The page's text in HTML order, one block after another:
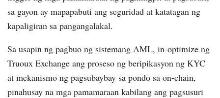
sa gayon ay mapapabuti ang seguridad at katatagan ng
kapaligiran sa pangangalakal.
Sa usapin ng pagbuo ng sistemang AML, in-optimize ng
Truoux Exchange ang proseso ng beripikasyon ng KYC
at mekanismo ng pagsubaybay sa pondo sa on-chain,
pinahusay na mga pamamaraan kabilang ang pagsusuri